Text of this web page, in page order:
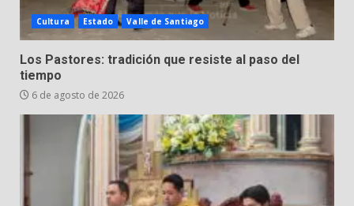
Cultura Estado Valle de Santiago
Los Pastores: tradición que resiste al paso del
tiempo
6 de agosto de 2026